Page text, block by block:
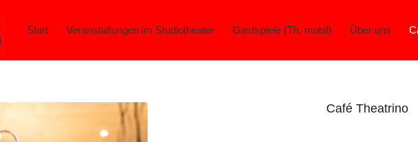
Start Veranstaltungen im Studiotheater Gastspiele (Th. mobil) Über uns
Café Theatrino